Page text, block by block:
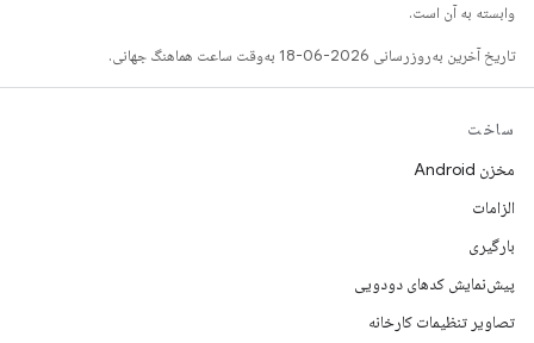
وابسته به آن است.
تاریخ آخرین به‌روزرسانی 2026-06-18 به‌وقت ساعت هماهنگ جهانی.
ساخت
مخزن Android
الزامات
بارگیری
پیش‌نمایش کدهای دودویی
تصاویر تنظیمات کارخانه